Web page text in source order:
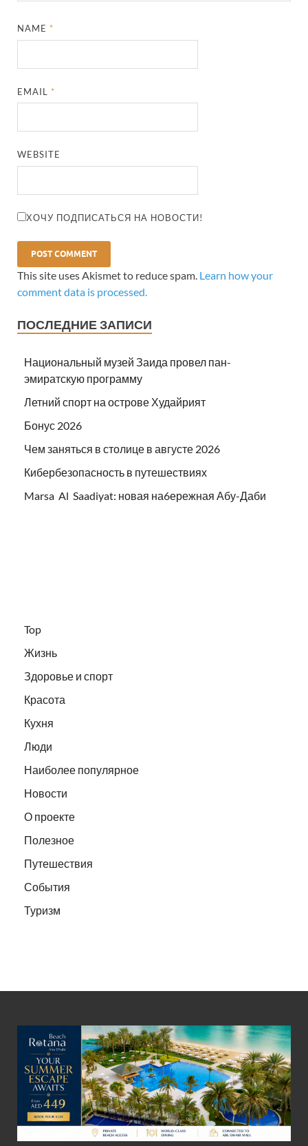
NAME *
EMAIL *
WEBSITE
ХОЧУ ПОДПИСАТЬСЯ НА НОВОСТИ!
This site uses Akismet to reduce spam. Learn how your
comment data is processed.
ПОСЛЕДНИЕ ЗАПИСИ
Национальный музей Заида провел пан-
эмиратскую программу
Летний спорт на острове Худайрият
Бонус 2026
Чем заняться в столице в августе 2026
Кибербезопасность в путешествиях
Marsa Al Saadiyat: новая на6ережная Абу-Даби
Top
Жизнь
Здоровье и спорт
Красота
Кухня
Люди
Наиболее популярное
Новости
О проекте
Полезное
Путешествия
События
Туризм